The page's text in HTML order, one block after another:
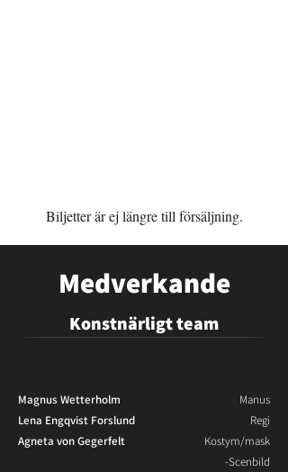
Biljetter är ej längre till försäljning.
Medverkande
Konstnärligt team
Magnus Wetterholm
Lena Engqvist Forslund
Agneta von Gegerfelt
Manus
Regi
Kostym/mask
-Scenbild